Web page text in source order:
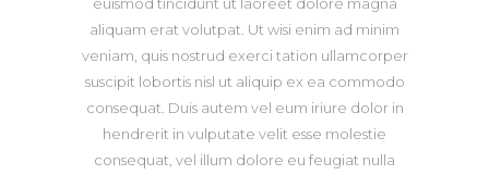
aliquam erat volutpat. Ut wisi enim ad minim
veniam, quis nostrud exerci tation ullamcorper
suscipit lobortis nisl ut aliquip ex ea commodo
consequat. Duis autem vel eum iriure dolor in
hendrerit in vulputate velit esse molestie
consequat, vel illum dolore eu feugiat nulla